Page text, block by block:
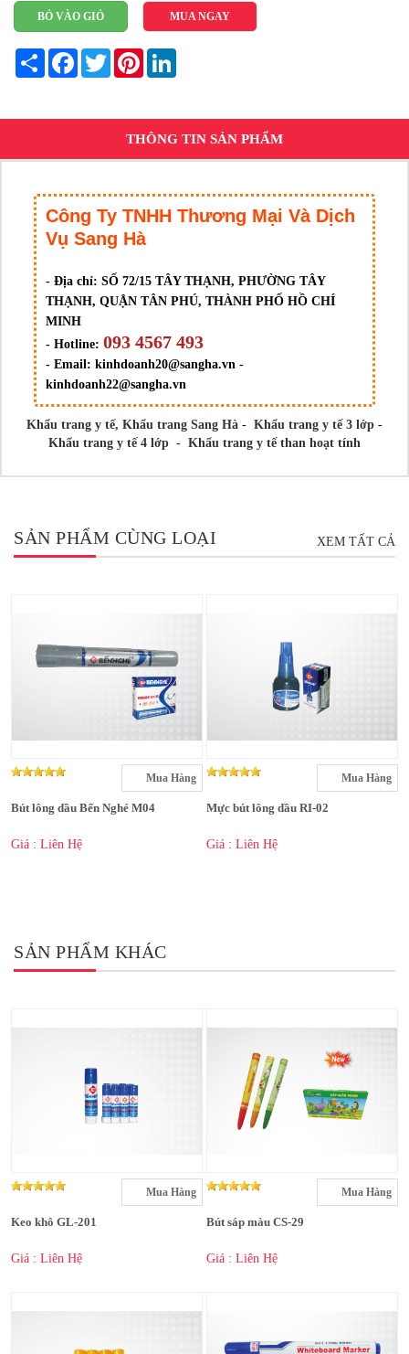
BỎ VÀO GIỎ MUA NGAY
Share FacebookTwitterPinterest
THÔNG TIN SẢN PHẨM
Công Ty TNHH Thương Mại Và Dịch
Vụ Sang Hà
- Địa chỉ: SỐ 72/15 TÂY THẠNH, PHƯỜNG TÂY
THẠNH, QUẬN TÂN PHÚ, THÀNH PHỐ HỒ CHÍ
MINH
- Hotline: 093 4567 493
- Email: kinhdoanh20@sangha.vn -
kinhdoanh22@sangha.vn
Khẩu trang y tế, Khẩu trang Sang Hà - Khẩu trang y tế 3 lớp -
Khẩu trang y tế 4 lớp - Khẩu trang y tế than hoạt tính
SẢN PHẨM CÙNG LOẠI XEM TẤT CẢ
Mua Hàng
Bút lông dầu Bến Nghé M04
Giá : Liên Hệ
Mua Hàng
Mực bút lông dầu RI-02
Giá : Liên Hệ
SẢN PHẨM KHÁC
Mua Hàng
Keo khô GL-201
Giá : Liên Hệ
Mua Hàng
Bút sáp màu CS-29
Giá : Liên Hệ